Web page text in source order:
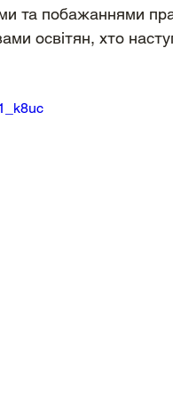
та побажаннями
освітян, хто